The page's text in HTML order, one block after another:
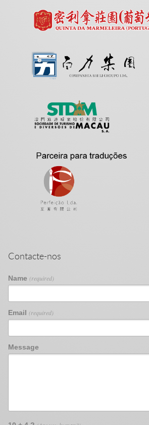
Contacte-nos
Name (required)
Email (required)
Message